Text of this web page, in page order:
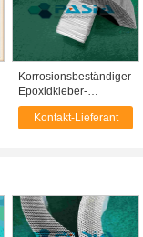
Korrosionsbeständiger
Epoxidkleber-
gebundener
Aluminiumwaben-
Kontakt-Lieferant